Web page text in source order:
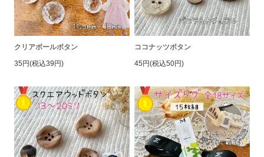
クリアボールボタン
35円(税込39円)
ココナッツボタン
45円(税込50円)